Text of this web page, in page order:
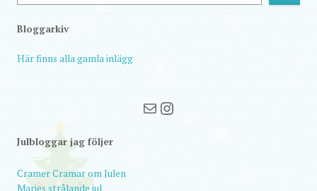
Bloggarkiv
Här finns alla gamla inlägg
MailInstagram
Julbloggar jag följer
Cramer Cramar om Julen
Maries strålande jul